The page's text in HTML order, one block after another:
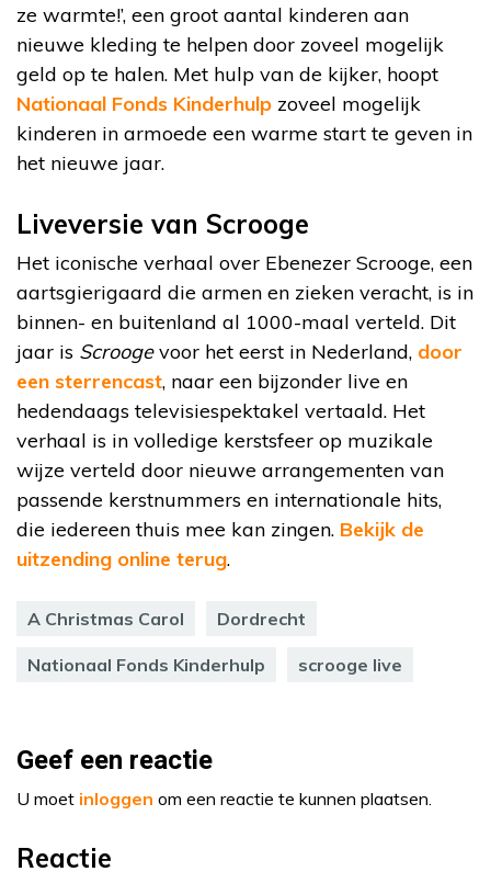
ze warmte!’, een groot aantal kinderen aan
nieuwe kleding te helpen door zoveel mogelijk
geld op te halen. Met hulp van de kijker, hoopt
Nationaal Fonds Kinderhulp zoveel mogelijk
kinderen in armoede een warme start te geven in
het nieuwe jaar.
Liveversie van Scrooge
Het iconische verhaal over Ebenezer Scrooge, een
aartsgierigaard die armen en zieken veracht, is in
binnen- en buitenland al 1000-maal verteld. Dit
jaar is Scroogevoor het eerst in Nederland, door
een sterrencast, naar een bijzonder live en
hedendaags televisiespektakel vertaald. Het
verhaal is in volledige kerstsfeer op muzikale
wijze verteld door nieuwe arrangementen van
passende kerstnummers en internationale hits,
die iedereen thuis mee kan zingen. Bekijk de
uitzending online terug.
A Christmas Carol Dordrecht
Nationaal Fonds Kinderhulp scrooge live
Geef een reactie
U moet inloggen om een reactie te kunnen plaatsen.
Reactie